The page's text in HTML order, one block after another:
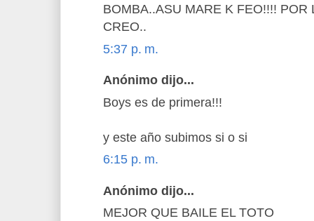
BOMBA..ASU MARE K FEO!!!! POR
CREO..
5:37 p. m.
Anónimo dijo...
Boys es de primera!!!
y este año subimos si o si
6:15 p. m.
Anónimo dijo...
MEJOR QUE BAILE EL TOTO